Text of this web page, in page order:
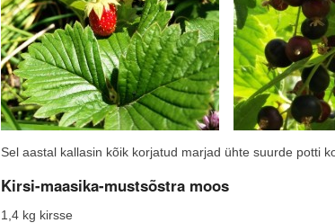
Sel aastal kallasin kõik korjatud marjad ühte suurde potti
Kirsi-maasika-mustsõstra moos
1,4 kg kirsse